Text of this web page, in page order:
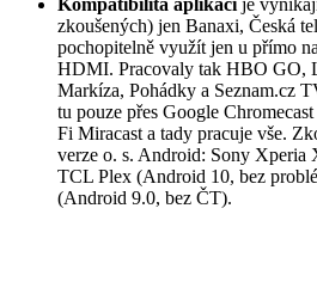
zkoušených) jen Banaxi, Česká
pochopitelně využít jen u přímo
HDMI. Pracovaly tak HBO GO,
Markíza, Pohádky a Seznam.cz
tu pouze přes Google
Fi Miracast a tady pracuje vše.
verze o. s. Android: Sony
TCL Plex (Android 10, bez
(Android 9.0, bez ČT).